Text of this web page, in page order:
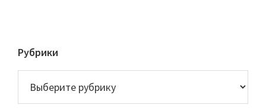
Рубрики